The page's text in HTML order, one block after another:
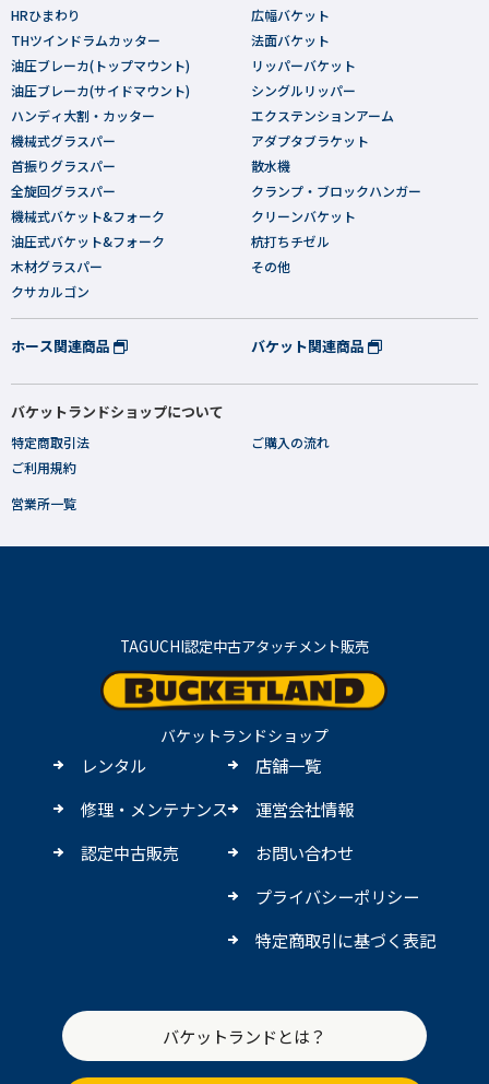
HRひまわり
THツインドラムカッター
油圧ブレーカ(トップマウント)
油圧ブレーカ(サイドマウント)
ハンディ大割・カッター
機械式グラスパー
首振りグラスパー
全旋回グラスパー
機械式バケット&フォーク
油圧式バケット&フォーク
木材グラスパー
クサカルゴン
広幅バケット
法面バケット
リッパーバケット
シングルリッパー
エクステンションアーム
アダプタブラケット
散水機
クランプ・ブロックハンガー
クリーンバケット
杭打ちチゼル
その他
ホース関連商品 バケット関連商品
バケットランドショップについて
特定商取引法
ご利用規約
ご購入の流れ
営業所一覧
TAGUCHI認定中古アタッチメント販売
バケットランドショップ
レンタル
修理・メンテナンス
認定中古販売
店舗一覧
運営会社情報
お問い合わせ
プライバシーポリシー
特定商取引に基づく表記
バケットランドとは？